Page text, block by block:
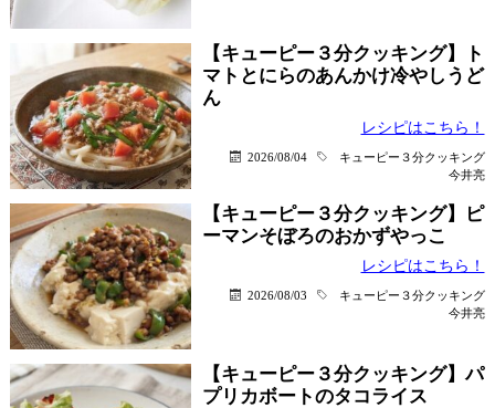
【キューピー３分クッキング】ト
マトとにらのあんかけ冷やしうど
ん
レシピはこちら！
2026/08/04
キューピー３分クッキング
今井亮
【キューピー３分クッキング】ピ
ーマンそぼろのおかずやっこ
レシピはこちら！
2026/08/03
キューピー３分クッキング
今井亮
【キューピー３分クッキング】パ
プリカボートのタコライス